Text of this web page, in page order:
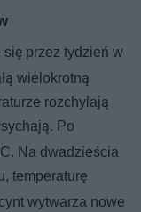
przez tydzień w
wielokrotną
rozchylają
Po
C. Na dwadzieścia
temperaturę
wytwarza nowe